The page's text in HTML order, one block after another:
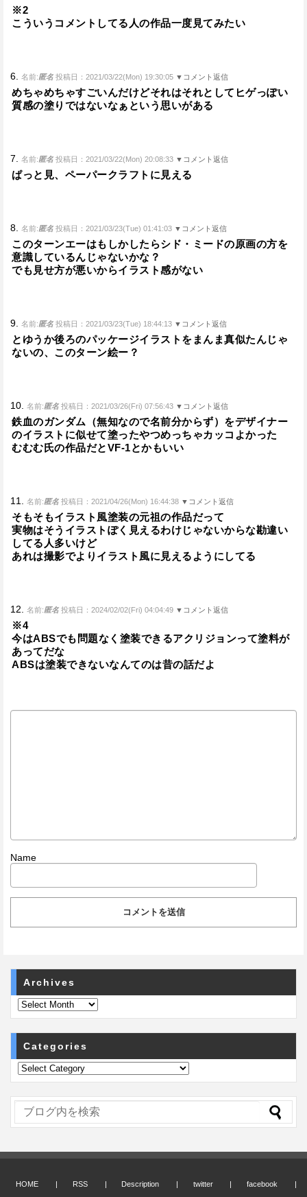
※2
こういうコメントしてる人の作品一度見てみたい
6. 名前:匿名 投稿日：2021/03/22(Mon) 19:30:05 ▼コメント返信
めちゃめちゃすごいんだけどそれはそれとしてヒゲっぽい
質感の塗りではないなぁという思いがある
7. 名前:匿名 投稿日：2021/03/22(Mon) 20:08:33 ▼コメント返信
ぱっと見、ペーパークラフトに見える
8. 名前:匿名 投稿日：2021/03/23(Tue) 01:41:03 ▼コメント返信
このターンエーはもしかしたらシド・ミードの原画の方を
意識しているんじゃないかな？
でも見せ方が悪いからイラスト感がない
9. 名前:匿名 投稿日：2021/03/23(Tue) 18:44:13 ▼コメント返信
とゆうか後ろのパッケージイラストをまんま真似たんじゃ
ないの、このターン絵ー？
10. 名前:匿名 投稿日：2021/03/26(Fri) 07:56:43 ▼コメント返信
鉄血のガンダム（無知なので名前分からず）をデザイナー
のイラストに似せて塗ったやつめっちゃカッコよかった
むむむ氏の作品だとVF-1とかもいい
11. 名前:匿名 投稿日：2021/04/26(Mon) 16:44:38 ▼コメント返信
そもそもイラスト風塗装の元祖の作品だって
実物はそうイラストぽく見えるわけじゃないからな勘違い
してる人多いけど
あれは撮影でよりイラスト風に見えるようにしてる
12. 名前:匿名 投稿日：2024/02/02(Fri) 04:04:49 ▼コメント返信
※4
今はABSでも問題なく塗装できるアクリジョンって塗料が
あってだな
ABSは塗装できないなんてのは昔の話だよ
Name
Archives
Categories
HOME RSS Description twitter facebook